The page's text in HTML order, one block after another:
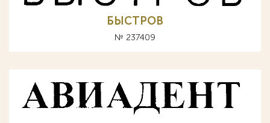
БЫСТРОВ
№ 237409